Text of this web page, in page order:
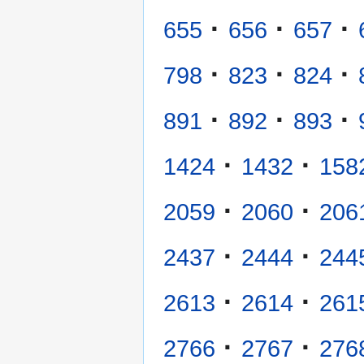
655 · 656 · 657 ·
798 · 823 · 824 ·
891 · 892 · 893 ·
1424 · 1432 ·
2059 · 2060 ·
2437 · 2444 ·
2613 · 2614 ·
2766 · 2767 ·